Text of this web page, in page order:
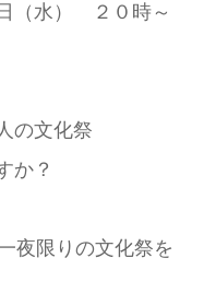
（水） ２０時～
の文化祭
か？
夜限りの文化祭を